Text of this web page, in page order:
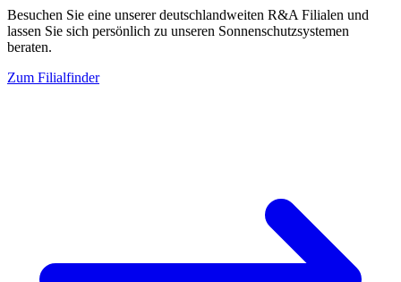
Besuchen Sie eine unserer deutschlandweiten R&A Filialen und
lassen Sie sich persönlich zu unseren Sonnenschutzsystemen
beraten.
Zum Filialfinder